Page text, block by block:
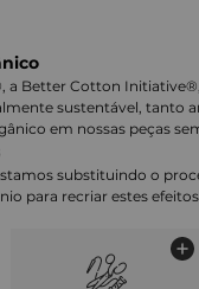
a Better Cotton
sustentável, tanto
em nossas peças
substituindo o
para recriar estes